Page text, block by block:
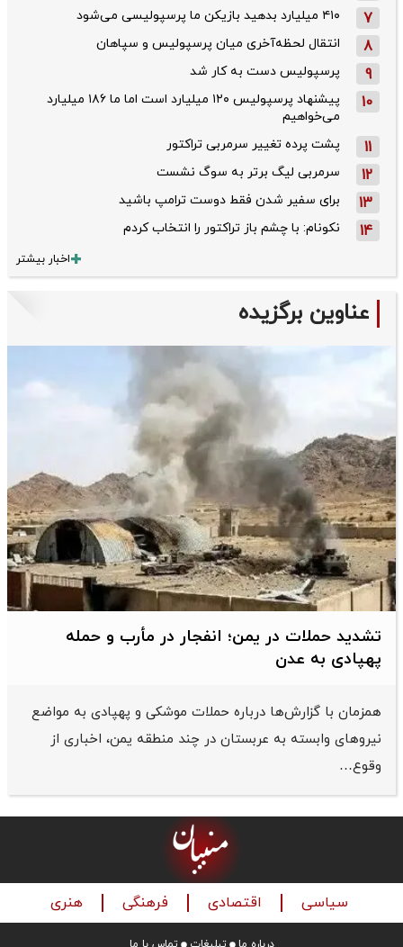
7 ۴۱۰ میلیارد بدهید بازیکن ما پرسپولیسی می‌شود
8 انتقال لحظه‌آخری میان پرسپولیس و سپاهان
9 پرسپولیس دست به کار شد
10
پیشنهاد پرسپولیس ۱۲۰ میلیارد است اما ما ۱۸۶ میلیارد
می‌خواهیم
11 پشت پرده تغییر سرمربی تراکتور
12 سرمربی لیگ برتر به سوگ نشست
13 برای سفیر شدن فقط دوست ترامپ باشید
14 نکونام: با چشم باز تراکتور را انتخاب کردم
اخبار بیشتر
عناوین برگزیده
تشدید حملات در یمن؛ انفجار در مأرب و حمله
پهپادی به عدن
همزمان با گزارش‌ها درباره حملات موشکی و پهپادی به مواضع
نیروهای وابسته به عربستان در چند منطقه یمن، اخباری از
وقوع…
سیاسی اقتصادی فرهنگی هنری